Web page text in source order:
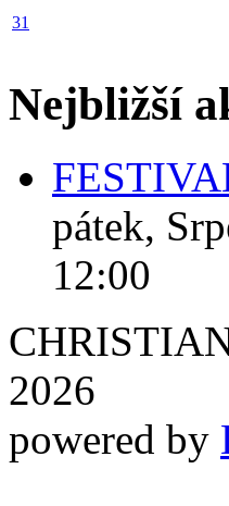
31
Nejbližší
pátek,
12:00
2026
powered by